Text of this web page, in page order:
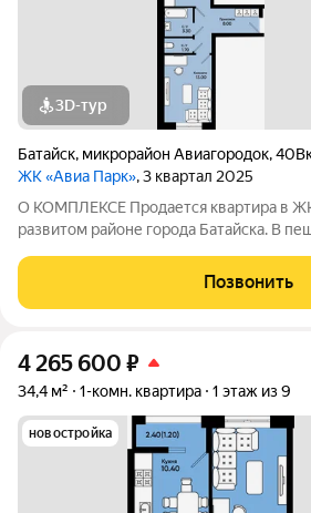
3D-тур
Батайск, микрорайон Авиагородок,
ЖК «Авиа Парк», 3 квартал 2025
О КОМПЛЕКСЕ Продается квартира в
развитом районе города Батайска. В
продуктовый рынок, остановка
Этажность домов: 9 этажей Срок сдачи
Позвонить
4 265 600 ₽
34,4 м² 1-комн. квартира 1 этаж из 9
новостройка